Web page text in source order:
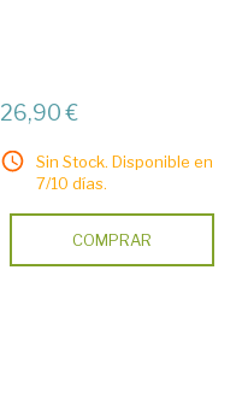
26,90 €
Sin Stock. Disponible en
7/10 días.
COMPRAR